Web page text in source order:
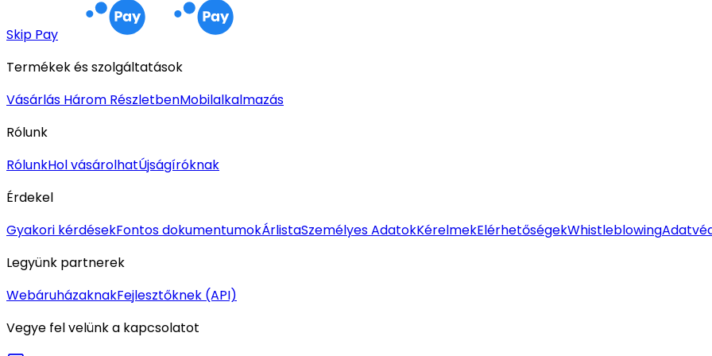
Skip Pay
Termékek és szolgáltatások
Vásárlás Három RészletbenMobilalkalmazás
Rólunk
RólunkHol vásárolhatÚjságíróknak
Érdekel
Gyakori kérdésekFontos dokumentumokÁrlistaSzemélyes AdatokKérelmekElérhetőségekWhistleblowing
Legyünk partnerek
WebáruházaknakFejlesztőknek (API)
Vegye fel velünk a kapcsolatot